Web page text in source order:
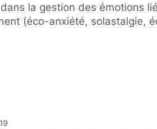
la gestion des émotions
(éco-anxiété, solastalgie,